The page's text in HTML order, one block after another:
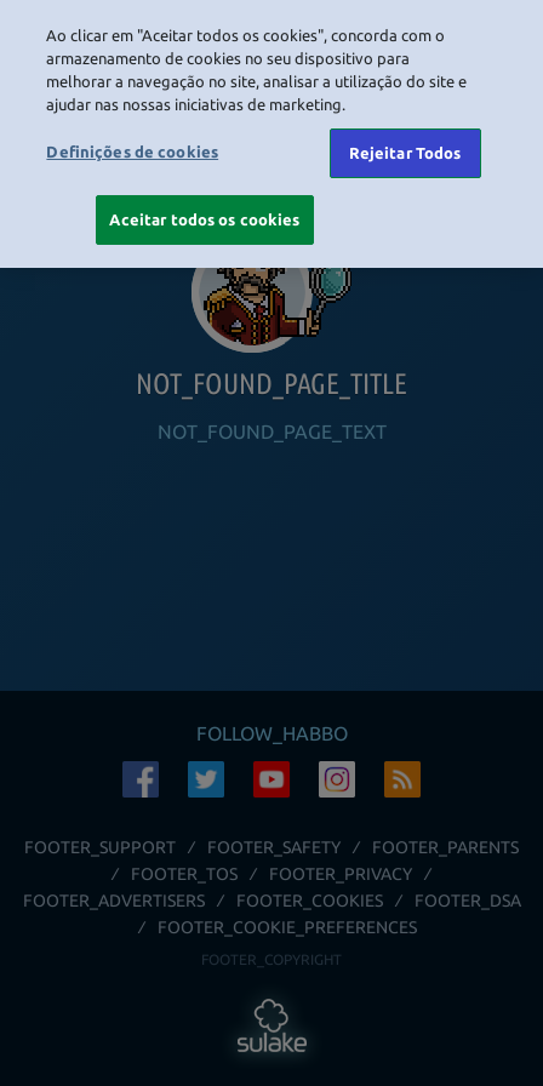
NOT_FOUND_PAGE_TITLE
NOT_FOUND_PAGE_TEXT
FOLLOW_HABBO
FOOTER_SUPPORT FOOTER_SAFETY
FOOTER_PARENTS
FOOTER_TOS
FOOTER_PRIVACY
FOOTER_ADVERTISERS
FOOTER_COOKIES
FOOTER_DSA
FOOTER_COOKIE_PREFERENCES
FOOTER_COPYRIGHT
Ao clicar em "Aceitar todos os cookies", concorda com o
armazenamento de cookies no seu dispositivo para
melhorar a navegação no site, analisar a utilização do site e
ajudar nas nossas iniciativas de marketing.
Definições de cookies Rejeitar Todos
Aceitar todos os cookies